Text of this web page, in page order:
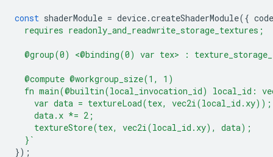
const shaderModule = device.createShaderModule({ code
  requires readonly_and_readwrite_storage_textures;
@group(0) <@binding(0) var tex> :
  @compute @workgroup_size(1, 1)
fn main(@builtin(local_invocation_id) local_id:
    var data = textureLoad(tex, vec2i(local_id.xy));
    data.x *= 2;
    textureStore(tex, vec2i(local_id.xy), data);
  }`
});